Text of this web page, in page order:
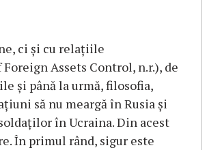
ci şi cu relaţiile
Assets Control, n.r.), de
şi până la urmă, filosofia,
să nu meargă în Rusia şi
în Ucraina. Din acest
În primul rând, sigur este